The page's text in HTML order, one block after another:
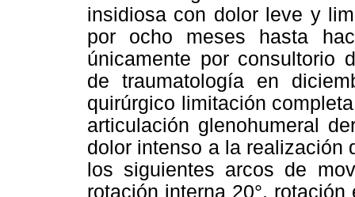
insidiosa con dolor leve y
por ocho meses hasta
únicamente por consultorio
de traumatología en
quirúrgico limitación
articulación glenohumeral
dolor intenso a la realización
los siguientes arcos de
rotación interna 20°,